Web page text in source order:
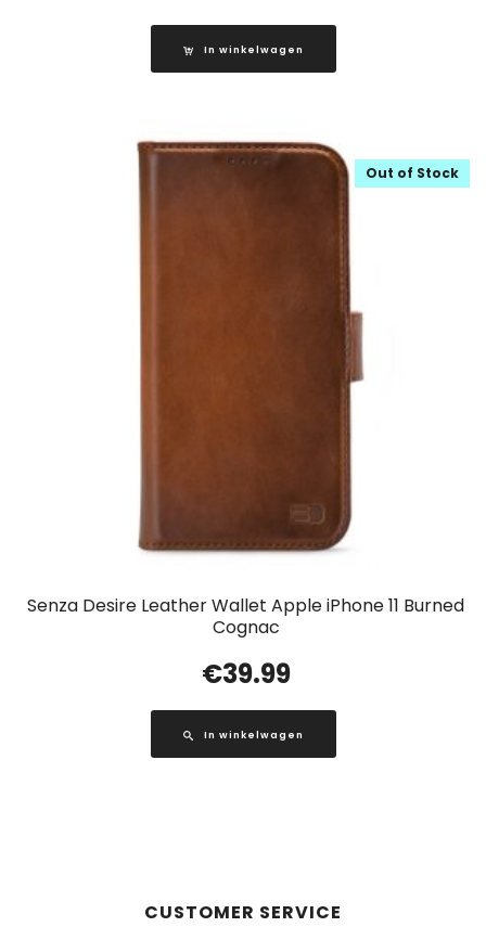
In winkelwagen
Senza Desire Leather Wallet Apple iPhone 11 Burned
Cognac
Out of Stock
€39.99
In winkelwagen
CUSTOMER SERVICE